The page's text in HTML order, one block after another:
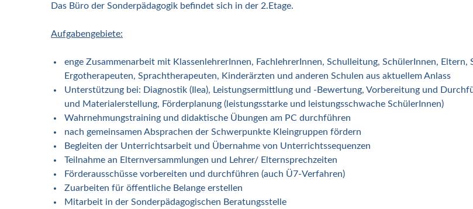
Das Büro der Sonderpädagogik befindet sich in der 2.Etage.
Aufgabengebiete:
enge Zusammenarbeit mit KlassenlehrerInnen, FachlehrerInnen, Schulleitung, SchülerInnen,
Ergotherapeuten, Sprachtherapeuten, Kinderärzten und anderen Schulen aus aktuellem Anlass
Unterstützung bei: Diagnostik (Ilea), Leistungsermittlung und -Bewertung, Vorbereitung und
und Materialerstellung, Förderplanung (leistungsstarke und leistungsschwache SchülerInnen)
Wahrnehmungstraining und didaktische Übungen am PC durchführen
nach gemeinsamen Absprachen der Schwerpunkte Kleingruppen fördern
Begleiten der Unterrichtsarbeit und Übernahme von Unterrichtssequenzen
Teilnahme an Elternversammlungen und Lehrer/ Elternsprechzeiten
Förderausschüsse vorbereiten und durchführen (auch Ü7-Verfahren)
Zuarbeiten für öffentliche Belange erstellen
Mitarbeit in der Sonderpädagogischen Beratungsstelle